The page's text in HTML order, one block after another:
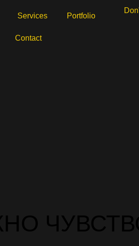
Services Portfolio
Contact